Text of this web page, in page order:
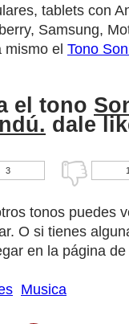
tablets con
Samsung,
mismo el Tono
el tono
dale
3 1
tonos puedes
O si tienes
en la página de
Musica